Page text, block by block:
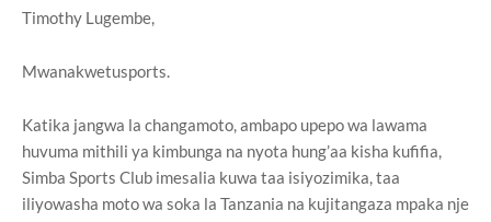
Timothy Lugembe,
Mwanakwetusports.
Katika jangwa la changamoto, ambapo upepo wa lawama
huvuma mithili ya kimbunga na nyota hung’aa kisha kufifia,
Simba Sports Club imesalia kuwa taa isiyozimika, taa
iliyowasha moto wa soka la Tanzania na kujitangaza mpaka nje